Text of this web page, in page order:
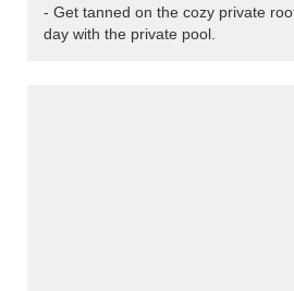
- Get tanned on the cozy private
day with the private pool.